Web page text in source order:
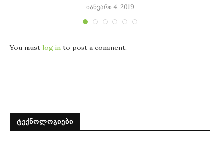
იანვარი 4, 2019
You must log in to post a comment.
ᲢᲔᲥᲜᲝᲚᲝᲒᲘᲔᲑᲘ